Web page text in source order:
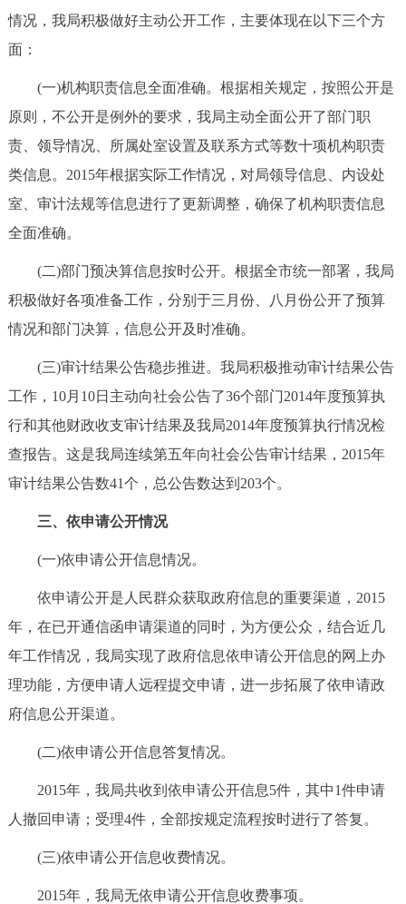
回到顶部
情况，我局积极做好主动公开工作，主要体现在以下三个方
面：
(一)机构职责信息全面准确。根据相关规定，按照公开是
原则，不公开是例外的要求，我局主动全面公开了部门职
责、领导情况、所属处室设置及联系方式等数十项机构职责
类信息。2015年根据实际工作情况，对局领导信息、内设处
室、审计法规等信息进行了更新调整，确保了机构职责信息
全面准确。
(二)部门预决算信息按时公开。根据全市统一部署，我局
积极做好各项准备工作，分别于三月份、八月份公开了预算
情况和部门决算，信息公开及时准确。
(三)审计结果公告稳步推进。我局积极推动审计结果公告
工作，10月10日主动向社会公告了36个部门2014年度预算执
行和其他财政收支审计结果及我局2014年度预算执行情况检
查报告。这是我局连续第五年向社会公告审计结果，2015年
审计结果公告数41个，总公告数达到203个。
三、依申请公开情况
(一)依申请公开信息情况。
依申请公开是人民群众获取政府信息的重要渠道，2015
年，在已开通信函申请渠道的同时，为方便公众，结合近几
年工作情况，我局实现了政府信息依申请公开信息的网上办
理功能，方便申请人远程提交申请，进一步拓展了依申请政
府信息公开渠道。
(二)依申请公开信息答复情况。
2015年，我局共收到依申请公开信息5件，其中1件申请
人撤回申请；受理4件，全部按规定流程按时进行了答复。
(三)依申请公开信息收费情况。
2015年，我局无依申请公开信息收费事项。